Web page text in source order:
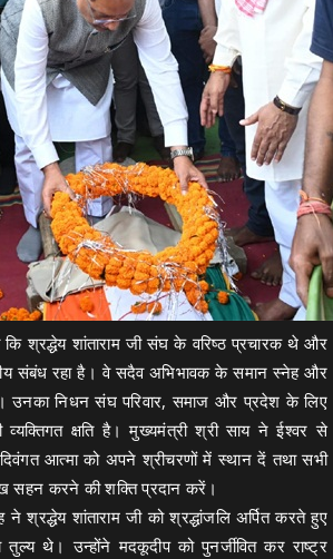
श्रद्धेय शांताराम जी संघ के वरिष्ठ प्रचारक थे और
संबंध रहा है। वे सदैव अभिभावक के समान स्नेह और
उनका निधन संघ परिवार, समाज और प्रदेश के लिए
व्यक्तिगत क्षति है। मुख्यमंत्री श्री साय ने ईश्वर से
आत्मा को अपने श्रीचरणों में स्थान दें तथा सभी
सहन करने की शक्ति प्रदान करें।
ने श्रद्धेय शांताराम जी को श्रद्धांजलि अर्पित करते हुए
तुल्य थे। उन्होंने मदकूदीप को पुनर्जीवित कर राष्ट्र